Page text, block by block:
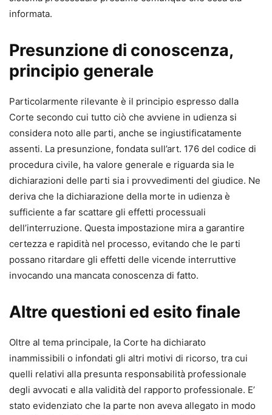
informata.
Presunzione di conoscenza,
principio generale
Particolarmente rilevante è il principio espresso dalla
Corte secondo cui tutto ciò che avviene in udienza si
considera noto alle parti, anche se ingiustificatamente
assenti. La presunzione, fondata sull’art. 176 del codice di
procedura civile, ha valore generale e riguarda sia le
dichiarazioni delle parti sia i provvedimenti del giudice. Ne
deriva che la dichiarazione della morte in udienza è
sufficiente a far scattare gli effetti processuali
dell’interruzione. Questa impostazione mira a garantire
certezza e rapidità nel processo, evitando che le parti
possano ritardare gli effetti delle vicende interruttive
invocando una mancata conoscenza di fatto.
Altre questioni ed esito finale
Oltre al tema principale, la Corte ha dichiarato
inammissibili o infondati gli altri motivi di ricorso, tra cui
quelli relativi alla presunta responsabilità professionale
degli avvocati e alla validità del rapporto professionale. E’
stato evidenziato che la parte non aveva allegato in modo